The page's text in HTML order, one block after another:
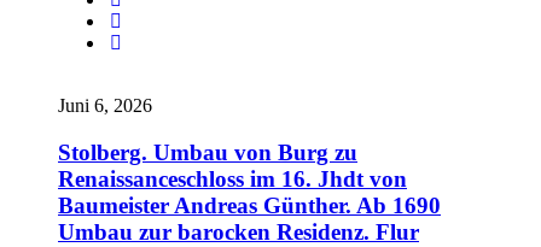
Juni 6, 2026
Stolberg. Umbau von Burg zu
Renaissanceschloss im 16. Jhdt von
Baumeister Andreas Günther. Ab 1690
Umbau zur barocken Residenz. Flur